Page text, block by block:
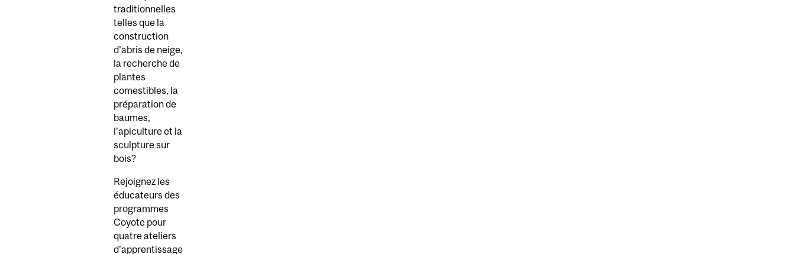
traditionnelles
telles que la
construction
d’abris de neige,
la recherche de
plantes
comestibles, la
préparation de
baumes,
l’apiculture et la
sculpture sur
bois?
Rejoignez les
éducateurs des
programmes
Coyote pour
quatre ateliers
d'apprentissage